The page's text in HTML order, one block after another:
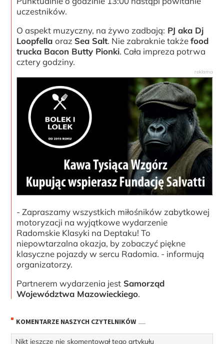
uczestników.
O aspekt muzyczny, na żywo zadbają: PJ aka Dj
Loopfellaoraz Sea Salt. Nie zabraknie takżefood
trucka Bacon Butty Pionki. Cała impreza potrwa
cztery godziny.
- Zapraszamy wszystkich miłośników zabytkowej
motoryzacji na wyjątkowe wydarzenie
Radomskie Klasyki na Deptaku! To
niepowtarzalna okazja, by zobaczyć piękne
klasyczne pojazdy w sercu Radomia. - informują
organizatorzy.
Partnerem wydarzenia jest Samorząd
Województwa Mazowieckiego.
KOMENTARZE NASZYCH CZYTELNIKÓW
Nikt jeszcze nie skomentował tego artykułu